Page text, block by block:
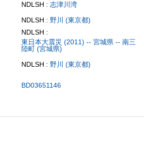
NDLSH : 志津川湾
NDLSH : 野川 (東京都)
NDLSH :
東日本大震災 (2011) -- 宮城県 -- 南三
陸町 (宮城県)
NDLSH : 野川 (東京都)
BD03651146